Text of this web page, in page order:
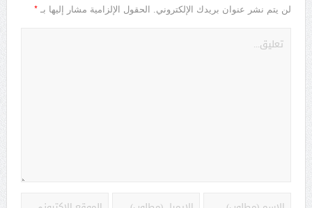
لن يتم نشر عنوان بريدك الإلكتروني. الحقول الإلزامية مشار إليها بـ *